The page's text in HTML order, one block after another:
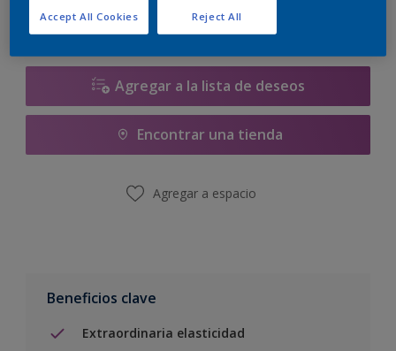
Calcular
Agregar a la lista de deseos
Encontrar una tienda
Agregar a espacio
Beneficios clave
Extraordinaria elasticidad
Reject All
Accept All Cookies